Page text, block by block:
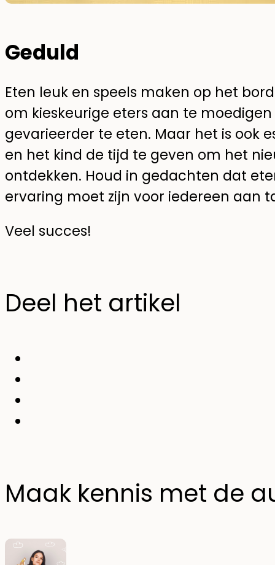
Geduld
Eten leuk en speels maken op het
om kieskeurige eters aan te
gevarieerder te eten. Maar het is ook
en het kind de tijd te geven om het
ontdekken. Houd in gedachten dat
ervaring moet zijn voor iedereen aan
Veel succes!
Deel het artikel
Maak kennis met de